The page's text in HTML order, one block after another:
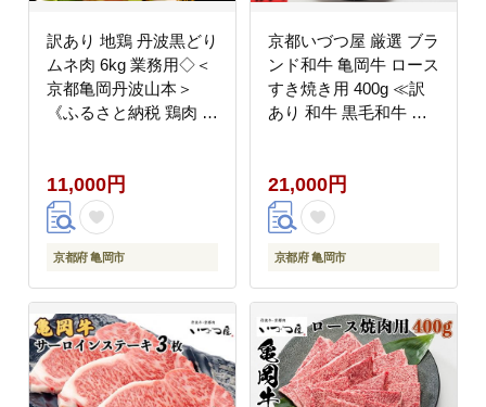
訳あり 地鶏 丹波黒どり
ムネ肉 6kg 業務用◇＜
京都亀岡丹波山本＞
《ふるさと納税 鶏肉 ム
11,000円
京都府 亀岡市
京都いづつ屋 厳選 ブラ
ンド和牛 亀岡牛 ロース
すき焼き用 400g ≪訳
あり 和牛 黒毛和牛 牛
21,000円
京都府 亀岡市